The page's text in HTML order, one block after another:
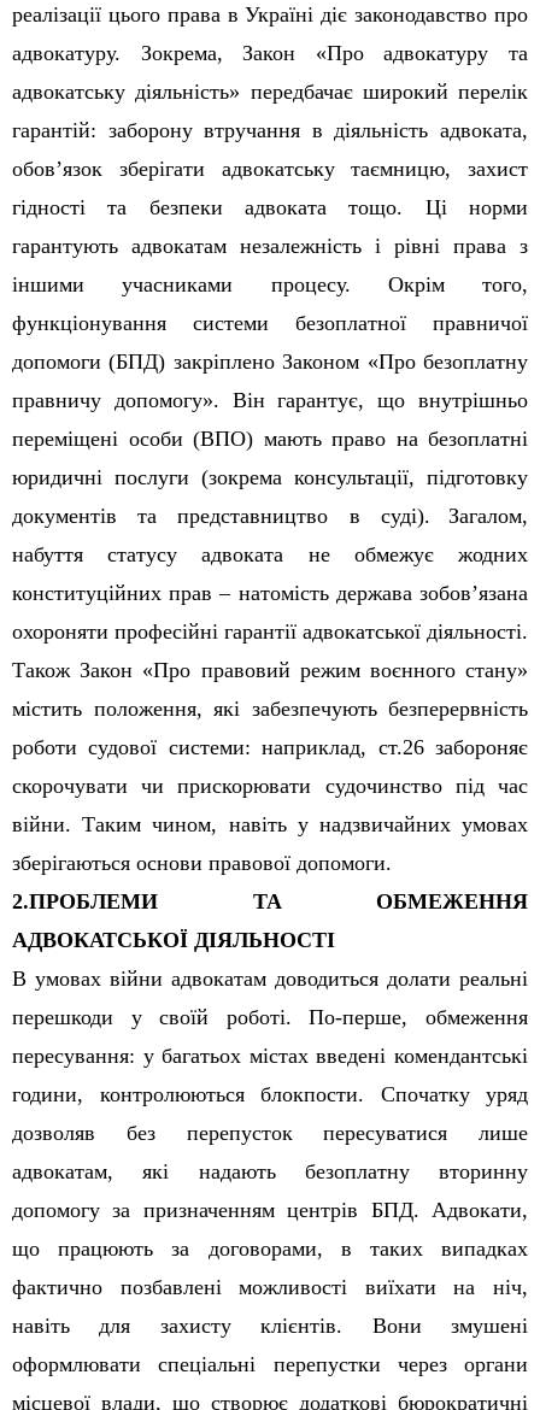
реалізації цього права в Україні діє законодавство про
адвокатуру. Зокрема, Закон «Про адвокатуру та
адвокатську діяльність» передбачає широкий перелік
гарантій: заборону втручання в діяльність адвоката,
обов’язок зберігати адвокатську таємницю, захист
гідності та безпеки адвоката тощо. Ці норми
гарантують адвокатам незалежність і рівні права з
іншими учасниками процесу. Окрім того,
функціонування системи безоплатної правничої
допомоги (БПД) закріплено Законом «Про безоплатну
правничу допомогу». Він гарантує, що внутрішньо
переміщені особи (ВПО) мають право на безоплатні
юридичні послуги (зокрема консультації, підготовку
документів та представництво в суді).
Загалом,
набуття статусу адвоката не обмежує жодних
конституційних прав – натомість держава зобов’язана
охороняти професійні гарантії адвокатської діяльності.
Також Закон «Про правовий режим воєнного стану»
містить положення, які забезпечують безперервність
роботи судової системи: наприклад, ст.26 забороняє
скорочувати чи прискорювати судочинство під час
війни. Таким чином, навіть у надзвичайних умовах
зберігаються основи правової допомоги.
2.ПРОБЛЕМИ ТА ОБМЕЖЕННЯ
АДВОКАТСЬКОЇ ДІЯЛЬНОСТІ
В умовах війни адвокатам доводиться долати реальні
перешкоди у своїй роботі. По-перше, обмеження
пересування: у багатьох містах введені комендантські
години, контролюються блокпости. Спочатку уряд
дозволяв без перепусток пересуватися лише
адвокатам, які надають безоплатну вторинну
допомогу за призначенням центрів БПД. Адвокати,
що працюють за договорами, в таких випадках
фактично позбавлені можливості виїхати на ніч,
навіть для захисту клієнтів. Вони змушені
оформлювати спеціальні перепустки через органи
місцевої влади, що створює додаткові бюрократичні